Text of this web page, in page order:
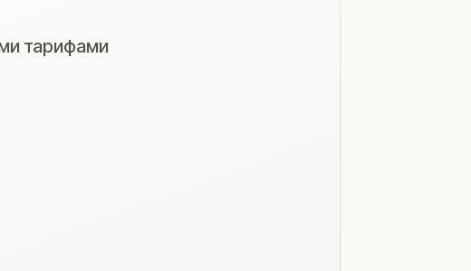
тарифами